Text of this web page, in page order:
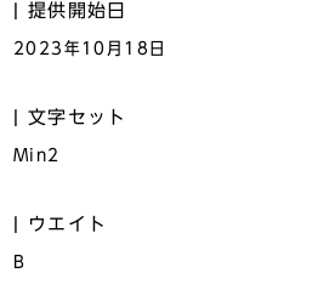
提供開始日
2023年10月18日
文字セット
Min2
ウエイト
B